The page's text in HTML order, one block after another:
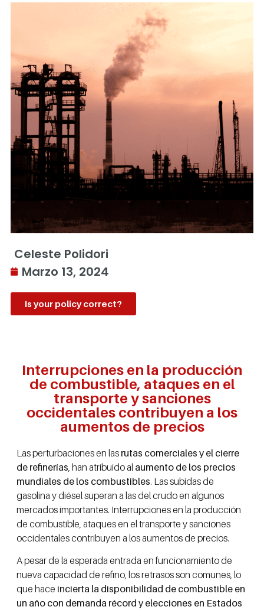
Celeste Polidori
Marzo 13, 2024
Is your policy correct?
Interrupciones en la producción
de combustible, ataques en el
transporte y sanciones
occidentales contribuyen a los
aumentos de precios
Las perturbaciones en las rutas comerciales y el cierre
de refinerías , han atribuido al aumento de los precios
mundiales de los combustibles. Las subidas de
gasolina y diésel superan a las del crudo en algunos
mercados importantes. Interrupciones en la producción
de combustible, ataques en el transporte y sanciones
occidentales contribuyen a los aumentos de precios.
A pesar de la esperada entrada en funcionamiento de
nueva capacidad de refino, los retrasos son comunes, lo
que hace incierta la disponibilidad de combustible en
un año con demanda récord y elecciones en Estados